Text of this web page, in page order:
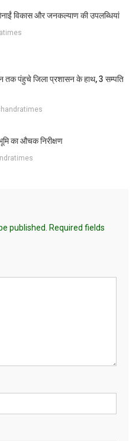
विकास और जनकल्याण की उपलब्धियां
तक पंहुचे जिला प्रशासन के हाथ, 3 सम्पति
का औचक निरीक्षण
published. Required fields